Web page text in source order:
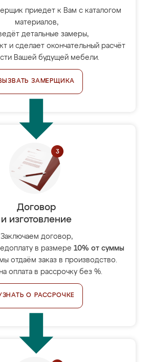
приедет к Вам с каталогом
материалов,
детальные замеры,
и сделает окончательный расчёт
Вашей будущей мебели.
ЗАМЕРЩИКА
Договор
и изготовление
Заключаем договор,
в размере 10% от суммы
отдаём заказ в производство.
оплата в рассрочку без %.
О РАССРОЧКЕ